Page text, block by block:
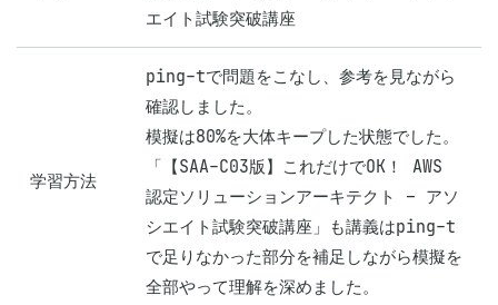
エイト試験突破講座
学習方法
ping-tで問題をこなし、参考を見ながら
確認しました。
模擬は80%を大体キープした状態でした。
「【SAA-C03版】これだけでOK！ AWS
認定ソリューションアーキテクト – アソ
シエイト試験突破講座」も講義はping-t
で足りなかった部分を補足しながら模擬を
全部やって理解を深めました。